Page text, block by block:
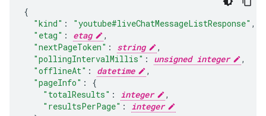
"kind" : "youtube#liveChatMessageListResponse" ,
"etag" : etag
,
"nextPageToken" : string
,
"pollingIntervalMillis" : unsigned integer
,
"offlineAt" : datetime
,
"pageInfo" :
"totalResults" : integer
,
"resultsPerPage" :
integer